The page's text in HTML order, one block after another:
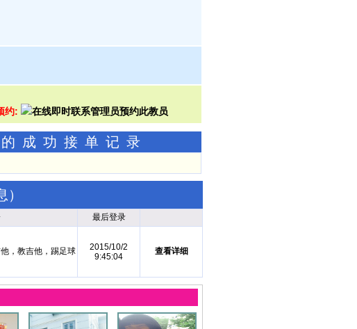
约:
成功接单记录
）
最后登录
，教吉他，踢足球
2015/10/2
9:45:04
查看详细